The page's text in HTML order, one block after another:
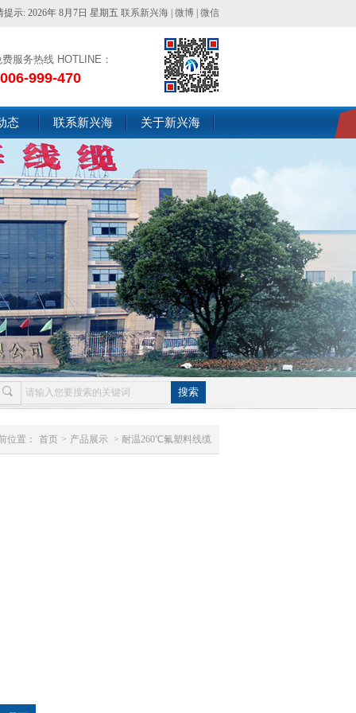
提示:2026年8月7日星期五 联系新兴海 微博 微信
费服务热线HOTLINE：
999-470
态 联系新兴海 关于新兴海
位置： 首页 > 产品展示 >耐温260℃氟塑料线缆